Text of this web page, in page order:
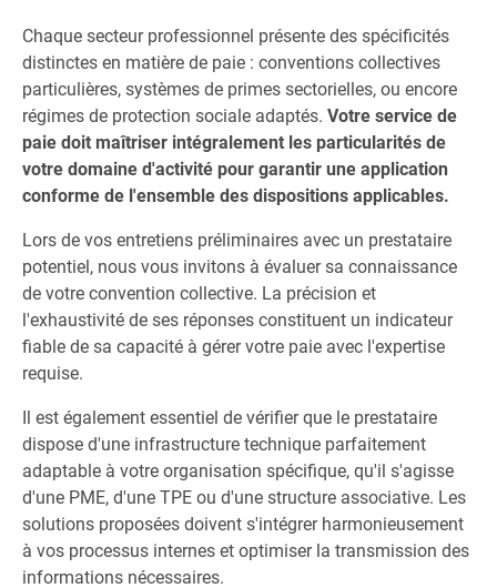
Chaque secteur professionnel présente des spécificités
distinctes en matière de paie : conventions collectives
particulières, systèmes de primes sectorielles, ou encore
régimes de protection sociale adaptés. Votre service de
paie doit maîtriser intégralement les particularités de
votre domaine d'activité pour garantir une application
conforme de l'ensemble des dispositions applicables.
Lors de vos entretiens préliminaires avec un prestataire
potentiel, nous vous invitons à évaluer sa connaissance
de votre convention collective. La précision et
l'exhaustivité de ses réponses constituent un indicateur
fiable de sa capacité à gérer votre paie avec l'expertise
requise.
Il est également essentiel de vérifier que le prestataire
dispose d'une infrastructure technique parfaitement
adaptable à votre organisation spécifique, qu'il s'agisse
d'une PME, d'une TPE ou d'une structure associative. Les
solutions proposées doivent s'intégrer harmonieusement
à vos processus internes et optimiser la transmission des
informations nécessaires.